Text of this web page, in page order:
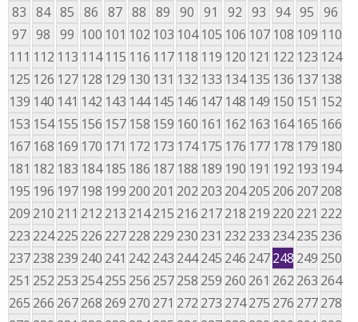
83 84 85 86 87 88 89 90 91 92 93 94 95 96
97 98 99 100 101 102 103 104 105 106 107 108 109 110
111 112 113 114 115 116 117 118 119 120 121 122 123 124
125 126 127 128 129 130 131 132 133 134 135 136 137 138
139 140 141 142 143 144 145 146 147 148 149 150 151 152
153 154 155 156 157 158 159 160 161 162 163 164 165 166
167 168 169 170 171 172 173 174 175 176 177 178 179 180
181 182 183 184 185 186 187 188 189 190 191 192 193 194
195 196 197 198 199 200 201 202 203 204205 206 207208
209 210 211 212 213 214215 216 217218 219 220 221 222
223 224225 226 227228 229 230 231 232 233 234235 236
237238 239 240 241 242 243 244245 246 247248 249 250
251 252 253 254255 256 257258 259 260 261 262 263 264
265 266 267268 269 270 271 272 273 274275 276 277278